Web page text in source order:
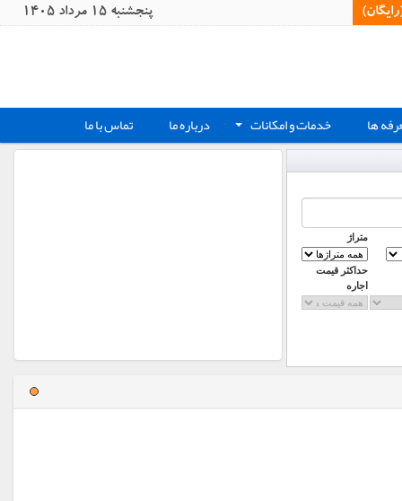
پنجشنبه 15 مرداد 1405
ها + خدمات و امکانات درباره ما تماس با ما
متراژ
حداکثر قیمت
اجاره